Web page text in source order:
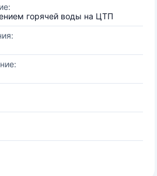
горячей воды на ЦТП